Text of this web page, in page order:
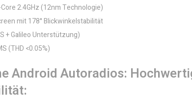
2.4GHz (12nm Technologie)
mit 178° Blickwinkelstabilität
+ Galileo Unterstützung)
(THD <0.05%)
Android Autoradios: